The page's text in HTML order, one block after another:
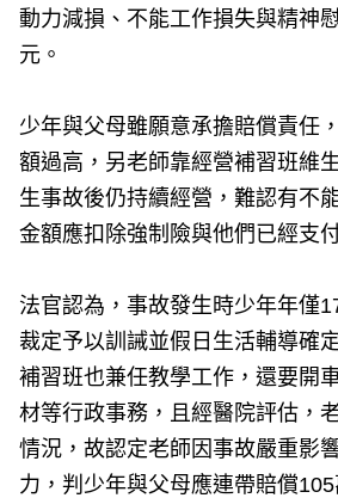
動力減損、不能工作損失與精神
元。
少年與父母雖願意承擔賠償責任
額過高，另老師靠經營補習班維
生事故後仍持續經營，難認有不
金額應扣除強制險與他們已經支
法官認為，事故發生時少年年僅
裁定予以訓誡並假日生活輔導確
補習班也兼任教學工作，還要開
材等行政事務，且經醫院評估，
情況，故認定老師因事故嚴重影
力，判少年與父母應連帶賠償105